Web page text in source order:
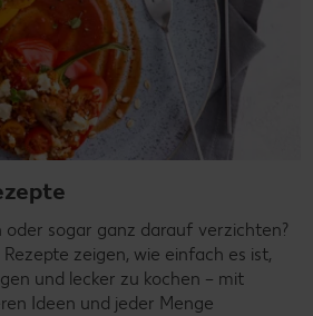
oder sogar ganz darauf verzichten?
zeigen, wie einfach es ist,
und lecker zu kochen – mit
Ideen und jeder Menge